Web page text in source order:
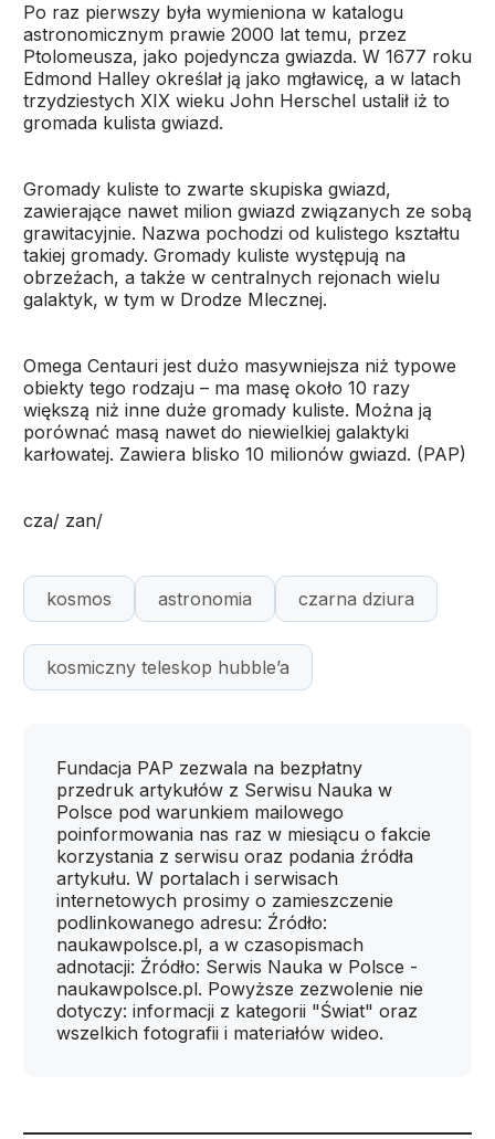
Po raz pierwszy była wymieniona w katalogu
astronomicznym prawie 2000 lat temu, przez
Ptolomeusza, jako pojedyncza gwiazda. W 1677 roku
Edmond Halley określał ją jako mgławicę, a w latach
trzydziestych XIX wieku John Herschel ustalił iż to
gromada kulista gwiazd.
Gromady kuliste to zwarte skupiska gwiazd,
zawierające nawet milion gwiazd związanych ze sobą
grawitacyjnie. Nazwa pochodzi od kulistego kształtu
takiej gromady. Gromady kuliste występują na
obrzeżach, a także w centralnych rejonach wielu
galaktyk, w tym w Drodze Mlecznej.
Omega Centauri jest dużo masywniejsza niż typowe
obiekty tego rodzaju – ma masę około 10 razy
większą niż inne duże gromady kuliste. Można ją
porównać masą nawet do niewielkiej galaktyki
karłowatej. Zawiera blisko 10 milionów gwiazd. (PAP)
cza/ zan/
kosmos astronomia czarna dziura
kosmiczny teleskop hubble’a
Fundacja PAP zezwala na bezpłatny
przedruk artykułów z Serwisu Nauka w
Polsce pod warunkiem mailowego
poinformowania nas raz w miesiącu o fakcie
korzystania z serwisu oraz podania źródła
artykułu. W portalach i serwisach
internetowych prosimy o zamieszczenie
podlinkowanego adresu: Źródło:
naukawpolsce.pl, a w czasopismach
adnotacji: Źródło: Serwis Nauka w Polsce -
naukawpolsce.pl. Powyższe zezwolenie nie
dotyczy: informacji z kategorii "Świat" oraz
wszelkich fotografii i materiałów wideo.